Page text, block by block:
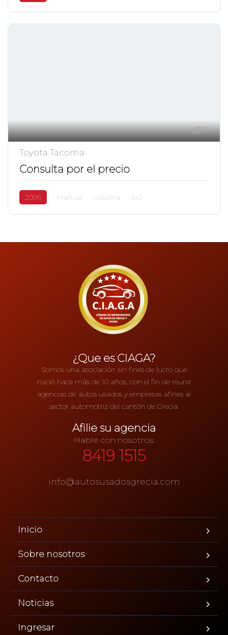
7
Toyota Tacoma
Consulta por el precio
2006 Manual Gasolina 4x2
¿Que es CIAGA?
Somos una asociación sin fines de lucro que
nació hace más de 10 años, con el fin de reunir
agencias de autos usados y empresas afines al
sector automotriz del cantón de Grecia.
Afilie su agencia
Hable con nosotros:
8419 1515
info@autosusadosgrecia.com
Inicio
Sobre nosotros
Contacto
Noticias
Ingresar